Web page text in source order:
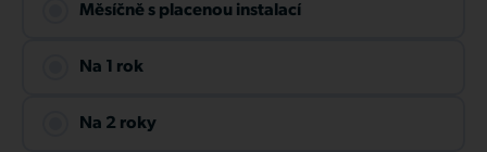
Měsíčně s placenou instalací
Na 1 rok
Na 2 roky